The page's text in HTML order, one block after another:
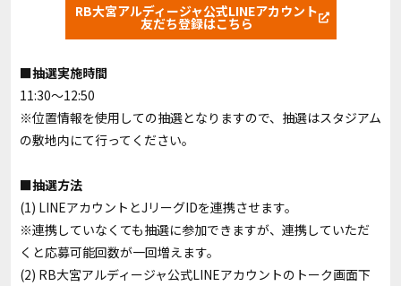
RB大宮アルディージャ公式LINEアカウント
友だち登録はこちら
■抽選実施時間
11:30～12:50
※位置情報を使用しての抽選となりますので、抽選はスタジアム
の敷地内にて行ってください。
■抽選方法
(1) LINEアカウントとJリーグIDを連携させます。
※連携していなくても抽選に参加できますが、連携していただ
くと応募可能回数が一回増えます。
(2) RB大宮アルディージャ公式LINEアカウントのトーク画面下